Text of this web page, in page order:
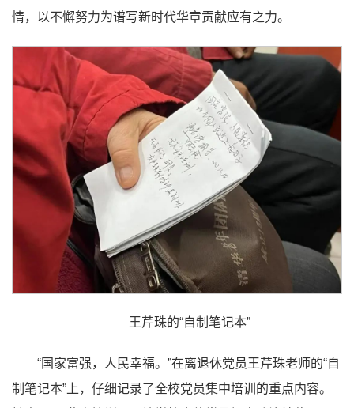
情，以不懈努力为谱写新时代华章贡献应有之力。
王芹珠的“自制笔记本”
“国家富强，人民幸福。”在离退休党员王芹珠老师的“自
制笔记本”上，仔细记录了全校党员集中培训的重点内容。